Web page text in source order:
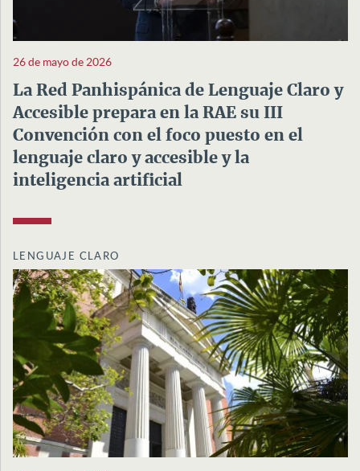
26 de mayo de 2026
La Red Panhispánica de Lenguaje Claro y
Accesible prepara en la RAE su III
Convención con el foco puesto en el
lenguaje claro y accesible y la
inteligencia artificial
LENGUAJE CLARO